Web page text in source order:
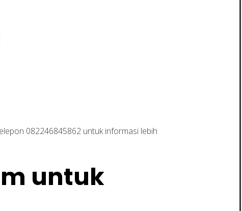
082246845862 untuk informasi lebih
untuk